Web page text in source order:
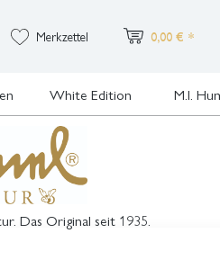
Merkzettel 0,00 € *
White Edition M.I.
Das Original seit 1935.